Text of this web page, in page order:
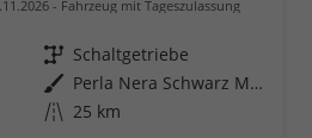
Fahrzeug mit Tageszulassung
Getriebe Schaltgetriebe
Außenfarbe
Perla Nera Schwarz Metallic
Kilometerstand 25 km